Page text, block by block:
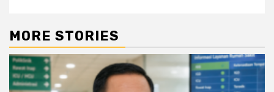
MORE STORIES